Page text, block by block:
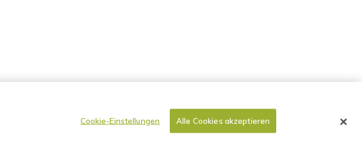
Cookie-Einstellungen Alle Cookies akzeptieren